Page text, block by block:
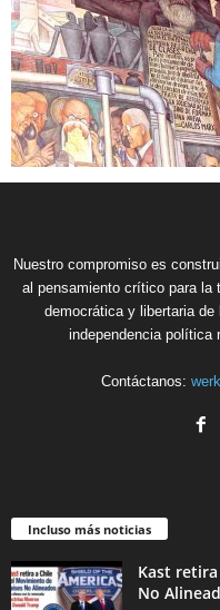
Nuestro compromiso es
al pensamiento crítico para la
democrática y libertaria
independencia política
Contáctanos:
Incluso más noticias
Kast
No